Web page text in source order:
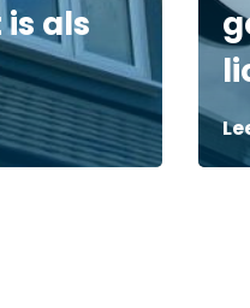
als